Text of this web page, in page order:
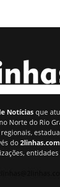
Notíciasque
Norte do Rio
do 2linhas.com